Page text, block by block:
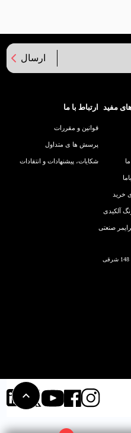
ارسال
مفید
خرید
آلکیدی
صنعتی
ارتباط با ما
قوانین و مقررات
پرسش ها ی متداول
شکایات، پیشنهادات و انتقادات